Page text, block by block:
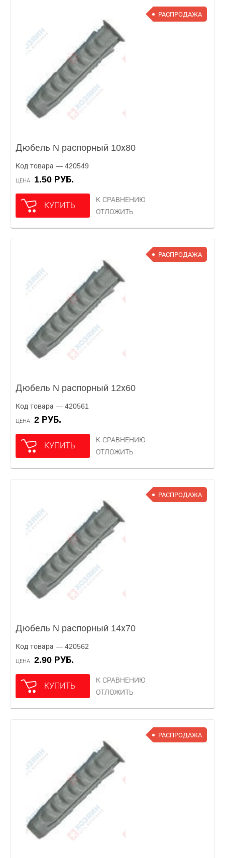
РАСПРОДАЖА
Дюбель N распорный 10х80
Код товара — 420549
ЦЕНА 1.50 РУБ.
КУПИТЬ
К СРАВНЕНИЮ
ОТЛОЖИТЬ
РАСПРОДАЖА
Дюбель N распорный 12х60
Код товара — 420561
ЦЕНА 2 РУБ.
КУПИТЬ
К СРАВНЕНИЮ
ОТЛОЖИТЬ
РАСПРОДАЖА
Дюбель N распорный 14х70
Код товара — 420562
ЦЕНА 2.90 РУБ.
КУПИТЬ
К СРАВНЕНИЮ
ОТЛОЖИТЬ
РАСПРОДАЖА